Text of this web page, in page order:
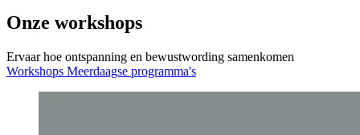
Onze workshops
Ervaar hoe ontspanning en bewustwording samenkomen
Workshops Meerdaagse programma's